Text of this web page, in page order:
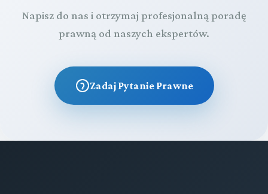
Napisz do nas i otrzymaj profesjonalną poradę
prawną od naszych ekspertów.
Zadaj Pytanie Prawne